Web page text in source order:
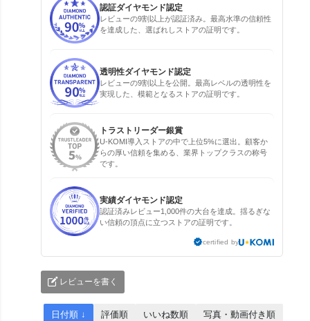
認証ダイヤモンド認定
レビューの9割以上が認証済み。最高水準の信頼性
を達成した、選ばれしストアの証明です。
透明性ダイヤモンド認定
レビューの9割以上を公開。最高レベルの透明性を
実現した、模範となるストアの証明です。
トラストリーダー銀賞
U-KOMI導入ストアの中で上位5%に選出。顧客か
らの厚い信頼を集める、業界トップクラスの称号
です。
実績ダイヤモンド認定
認証済みレビュー1,000件の大台を達成。揺るぎな
い信頼の頂点に立つストアの証明です。
certified by
レビューを書く
日付順 ↓ 評価順 いいね数順 写真・動画付き順